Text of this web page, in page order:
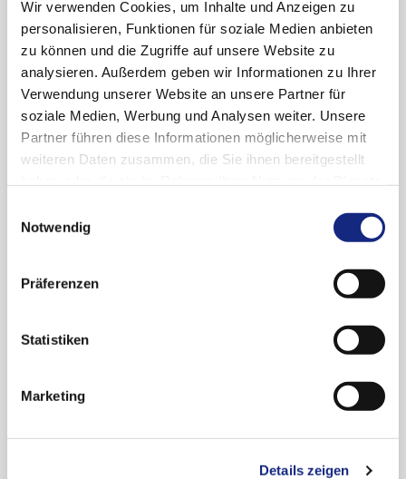
Wir verwenden Cookies, um Inhalte und Anzeigen zu
personalisieren, Funktionen für soziale Medien anbieten
zu können und die Zugriffe auf unsere Website zu
analysieren. Außerdem geben wir Informationen zu Ihrer
Verwendung unserer Website an unsere Partner für
soziale Medien, Werbung und Analysen weiter. Unsere
Partner führen diese Informationen möglicherweise mit
weiteren Daten zusammen, die Sie ihnen bereitgestellt
Cookies, wenn Sie unsere Webseite weiterhin
Notwendig
Präferenzen
Statistiken
Marketing
Details zeigen
Ärzteschaft (AkdÄ) vom 10.12.2019
Neue Auflage des Leitfadens der AkdÄ „Orale
Antikoagulation bei nicht valvulärem
Vorhofflimmern“.
10.12.2019
News 2019-64
V.